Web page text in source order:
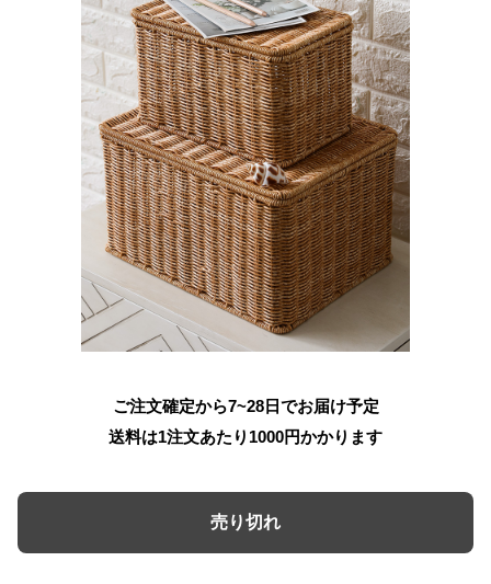
ご注文確定から7~28日でお届け予定
送料は1注文あたり 1000円かかります
売り切れ